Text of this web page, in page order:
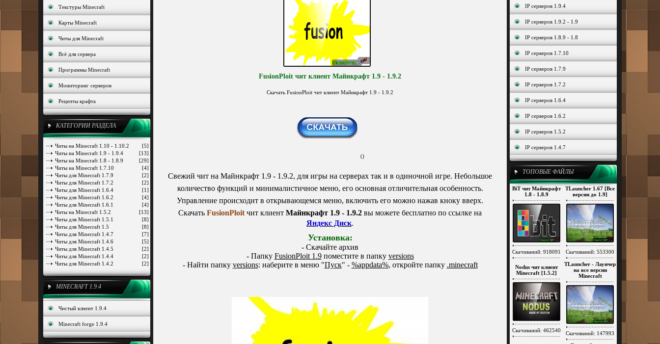
Текстуры Minecraft
Карты Minecraft
Читы для Minecraft
Всё для сервера
Программы Minecraft
Мониторинг серверов
Рецепты крафта
КАТЕГОРИИ РАЗДЕЛА
[5]
Читы на Minecraft 1.10 - 1.10.2
[13]
Читы на Minecraft 1.9 - 1.9.4
[29]
Читы на Minecraft 1.8 - 1.8.9
[4]
Читы на Minecraft 1.7.10
[2]
Читы для Minecraft 1.7.9
[2]
Читы для Minecraft 1.7.2
[1]
Читы для Minecraft 1.6.4
[4]
Читы для Minecraft 1.6.2
[4]
Читы для Minecraft 1.6.1
[13]
Читы на Minecraft 1.5.2
[8]
Читы для Minecraft 1.5.1
[8]
Читы для Minecraft 1.5
[7]
Читы для Minecraft 1.4.7
[5]
Читы для Minecraft 1.4.6
[2]
Читы для Minecraft 1.4.5
[2]
Читы для Minecraft 1.4.4
[2]
Читы для Minecraft 1.4.2
MINECRAFT 1.9.4
Чистый клиент 1.9.4
Minecraft forge 1.9.4
IP серверов 1.9.4
IP серверов 1.9.2 - 1.9
IP серверов 1.8.9 - 1.8
IP серверов 1.7.10
IP серверов 1.7.9
IP серверов 1.7.2
IP серверов 1.6.4
IP серверов 1.6.2
IP серверов 1.5.2
IP серверов 1.4.7
ТОПОВЫЕ ФАЙЛЫ
BiT чит Майнкрафт
1.8 - 1.8.9
Скачиваний: 918091
TLauncher 1.67 [Все
версии до 1.9]
Скачиваний: 553300
Nodus чит клиент
Minecraft [1.5.2]
Скачиваний: 462540
TLauncher - Лаунчер
на все версии
Minecraft
Скачиваний: 147993
FusionPloit чит клиент Майнкрафт 1.9 - 1.9.2
Скачать FusionPloit чит клиент Майнкрафт 1.9 - 1.9.2
()
Свежий чит на Майнкрафт 1.9 - 1.9.2, для игры на серверах так и в одиночной игре. Небольшое
количество функций и минималистичное меню, его основная отличительная особенность.
Управление происходит в открывающемся меню, включить его можно нажав кноку вверх.
Скачать FusionPloit чит клиент Майнкрафт 1.9 - 1.9.2 вы можете бесплатно по ссылке на
Яндекс Диск.
Установка:
- Скачайте архив
- Папку FusionPloit 1.9поместите в папку versions
- Найти папку versions: наберите в меню "Пуск" - %appdata%, откройте папку .minecraft